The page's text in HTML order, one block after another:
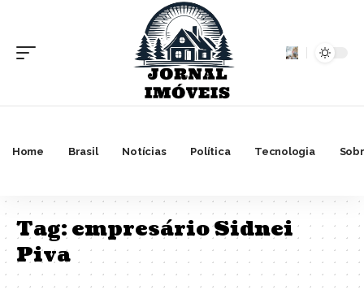
Home Brasil Notícias Política Tecnologia
Tag:empresário Sidnei
Piva